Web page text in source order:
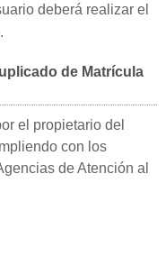
deberá realizar el
de Matrícula
el propietario del
con los
de Atención al